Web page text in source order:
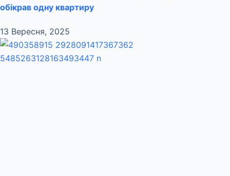
обікрав одну квартиру
13 Вересня, 2025